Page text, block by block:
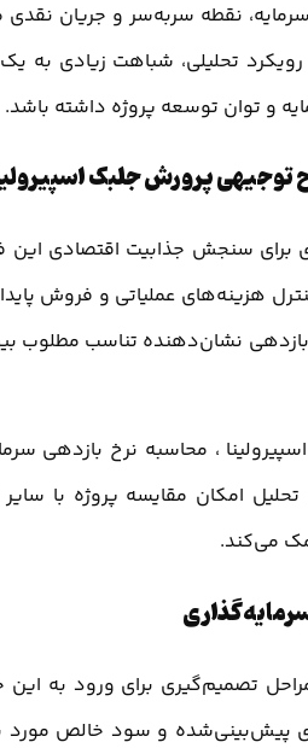
نقطه سربه‌سر و جریان نقدی
تحلیلی، شباهت زیادی به یک
و توان توسعه پروژه داشته باشد.
برای سنجش جذابیت اقتصادی
هزینه‌های عملیاتی و فروش
نشان‌دهنده تناسب مطلوب
، محاسبه نرخ بازدهی
امکان مقایسه پروژه با
می‌کند.
مراحل تصمیم‌گیری برای ورود به
پیش‌بینی‌شده و سود خالص مورد